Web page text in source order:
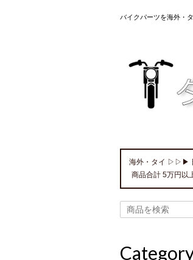
バイクパーツを海外・
海外・タイ ▷▷▶
商品合計 5万円以